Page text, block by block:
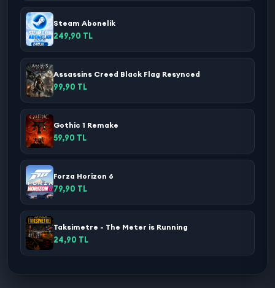
Steam Abonelik
249,90 TL
Assassins Creed Black Flag Resynced
99,90 TL
Gothic 1 Remake
59,90 TL
Forza Horizon 6
79,90 TL
Taksimetre - The Meter is Running
24,90 TL